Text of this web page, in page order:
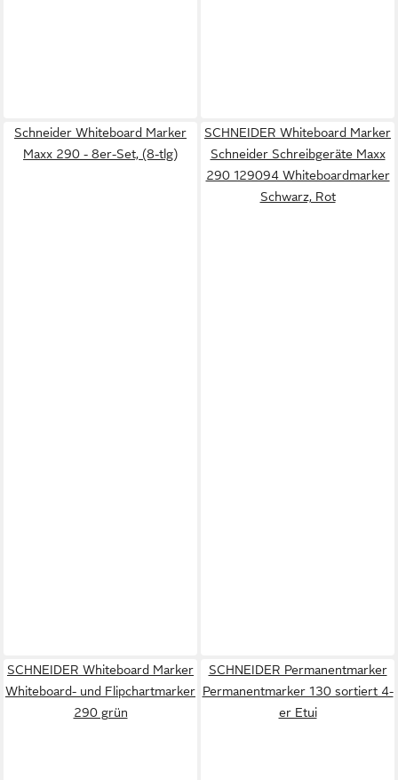
Schneider Whiteboard Marker
Maxx 290 - 8er-Set, (8-tlg)
SCHNEIDER Whiteboard Marker
Schneider Schreibgeräte Maxx
290 129094 Whiteboardmarker
Schwarz, Rot
SCHNEIDER Whiteboard Marker
Whiteboard- und Flipchartmarker
290 grün
SCHNEIDER Permanentmarker
Permanentmarker 130 sortiert 4-
er Etui